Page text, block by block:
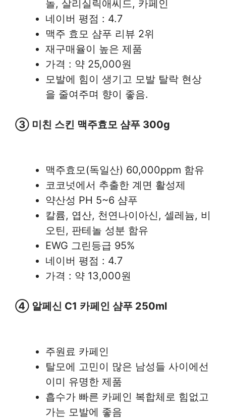
놀, 살리실릭애씨드, 카페인
네이버 평점 : 4.7
맥주 효모 샴푸 리뷰 2위
재구매율이 높은 제품
가격 : 약 25,000원
모발에 힘이 생기고 모발 탈락 현상
을 줄여주며 향이 좋음.
③ 미친 스킨 맥주효모 샴푸 300g
맥주효모(독일산) 60,000ppm 함유
코코넛에서 추출한 계면 활성제
약산성 PH 5~6 샴푸
칼륨, 엽산, 천연나이아신, 셀레늄, 비
오틴, 판테놀 성분 함유
EWG 그린등급 95%
네이버 평점 : 4.7
가격 : 약 13,000원
④ 알페신 C1 카페인 샴푸 250ml
주원료 카페인
탈모에 고민이 많은 남성들 사이에선
이미 유명한 제품
흡수가 빠른 카페인 복합체로 힘없고
가는 모발에 좋음